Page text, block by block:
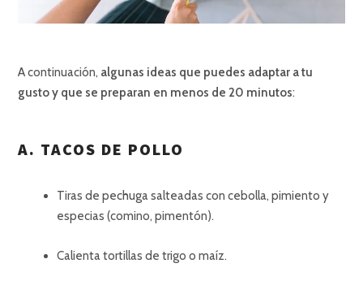
A continuación, algunas ideas que puedes adaptar a tu
gusto y que se preparan en menos de 20 minutos:
A. TACOS DE POLLO
Tiras de pechuga salteadas con cebolla, pimiento y
especias (comino, pimentón).
Calienta tortillas de trigo o maíz.